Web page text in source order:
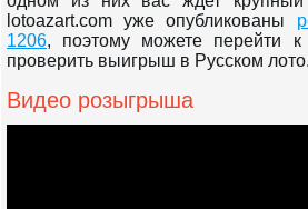
lotoazart.com уже опубликованы
1206, поэтому можете перейти
проверить выигрыш в Русском лото.
Видео розыгрыша